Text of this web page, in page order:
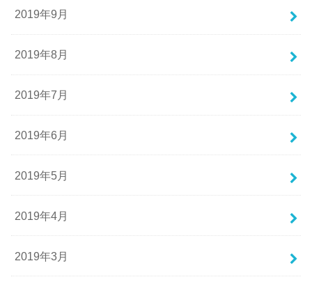
2019年9月
2019年8月
2019年7月
2019年6月
2019年5月
2019年4月
2019年3月